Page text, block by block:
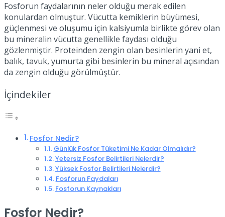
Fosforun faydalarının neler olduğu merak edilen
konulardan olmuştur. Vücutta kemiklerin büyümesi,
güçlenmesi ve oluşumu için kalsiyumla birlikte görev olan
bu mineralin vücutta genellikle faydası olduğu
gözlenmiştir. Proteinden zengin olan besinlerin yani et,
balık, tavuk, yumurta gibi besinlerin bu mineral açısından
da zengin olduğu görülmüştür.
İçindekiler
Fosfor Nedir?
Günlük Fosfor Tüketimi Ne Kadar Olmalıdır?
Yetersiz Fosfor Belirtileri Nelerdir?
Yüksek Fosfor Belirtileri Nelerdir?
Fosforun Faydaları
Fosforun Kaynakları
Fosfor Nedir?